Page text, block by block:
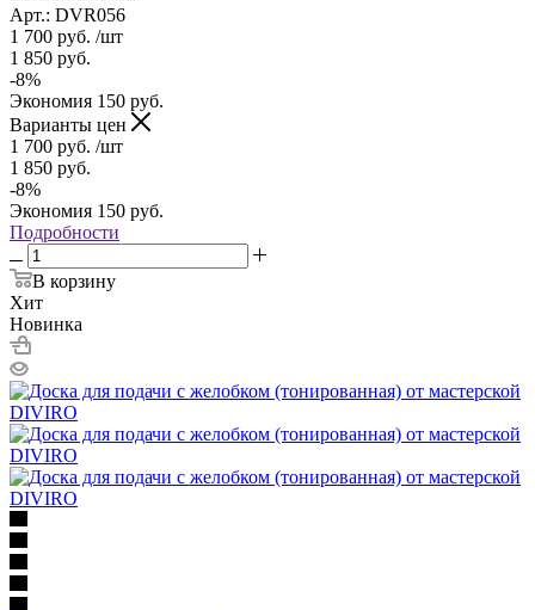
Арт.: DVR056
1 700 руб. /шт
1 850 руб.
-8%
Экономия 150 руб.
Варианты цен
1 700 руб. /шт
1 850 руб.
-8%
Экономия 150 руб.
Подробности
В корзину
Хит
Новинка